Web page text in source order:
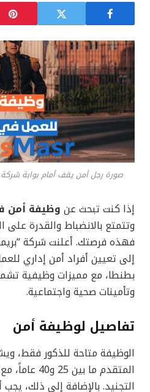
صورة رجل أمن يقف أمام بوابة
إذا كنت تبحث عن وظيفة أمن
وتتمتع بالانضباط والقدرة
إلى تعيين أفراد أمن إداري
بطنطا، مع مميزات وظيفية
وتأمينات صحية واجتماعية.
تفاصيل لوظيفة أمن
الوظيفة متاحة للذكور فقط،
المتقدم ما
التجنيد. بالإضافة إلى ذلك،